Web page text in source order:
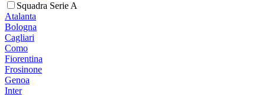
Squadra Serie A
Atalanta
Bologna
Cagliari
Como
Fiorentina
Frosinone
Genoa
Inter